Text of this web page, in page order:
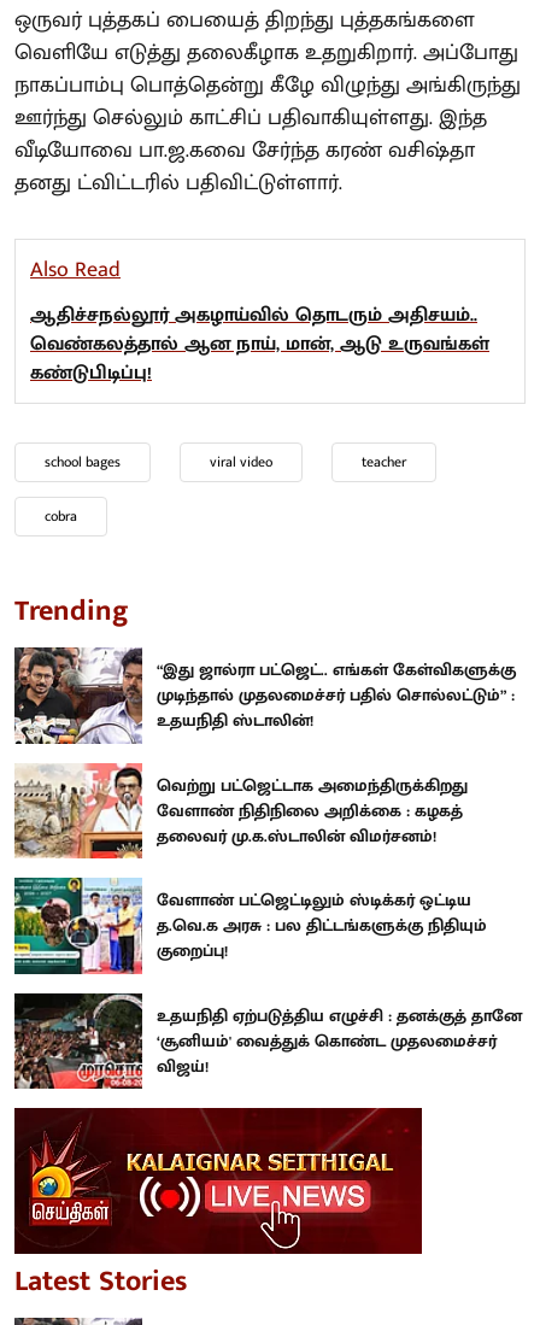
ஒருவர் புத்தகப் பையைத் திறந்து புத்தகங்களை
வெளியே எடுத்து தலைகீழாக உதறுகிறார். அப்போது
நாகப்பாம்பு பொத்தென்று கீழே விழுந்து அங்கிருந்து
ஊர்ந்து செல்லும் காட்சிப் பதிவாகியுள்ளது. இந்த
வீடியோவை பா.ஜ.கவை சேர்ந்த கரண் வசிஷ்தா
தனது ட்விட்டரில் பதிவிட்டுள்ளார்.
Also Read
ஆதிச்சநல்லூர் அகழாய்வில் தொடரும் அதிசயம்..
வெண்கலத்தால் ஆன நாய், மான், ஆடு உருவங்கள்
கண்டுபிடிப்பு!
school bages viral video teacher
cobra
Trending
“இது ஜால்ரா பட்ஜெட்.. எங்கள் கேள்விகளுக்கு
முடிந்தால் முதலமைச்சர் பதில் சொல்லட்டும்” :
உதயநிதி ஸ்டாலின்!
வெற்று பட்ஜெட்டாக அமைந்திருக்கிறது
வேளாண் நிதிநிலை அறிக்கை : கழகத்
தலைவர் மு.க.ஸ்டாலின் விமர்சனம்!
வேளாண் பட்ஜெட்டிலும் ஸ்டிக்கர் ஒட்டிய
த.வெ.க அரசு : பல திட்டங்களுக்கு நிதியும்
குறைப்பு!
உதயநிதி ஏற்படுத்திய எழுச்சி : தனக்குத் தானே
‘சூனியம்' வைத்துக் கொண்ட முதலமைச்சர்
விஜய்!
Latest Stories